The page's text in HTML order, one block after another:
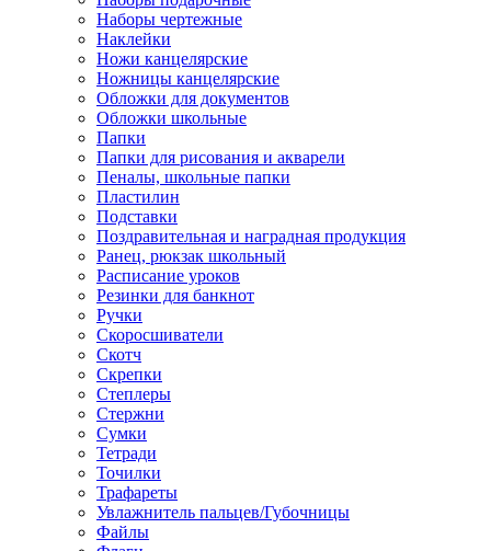
Наборы чертежные
Наклейки
Ножи канцелярские
Ножницы канцелярские
Обложки для документов
Обложки школьные
Папки
Папки для рисования и акварели
Пеналы, школьные папки
Пластилин
Подставки
Поздравительная и наградная продукция
Ранец, рюкзак школьный
Расписание уроков
Резинки для банкнот
Ручки
Скоросшиватели
Скотч
Скрепки
Степлеры
Стержни
Сумки
Тетради
Точилки
Трафареты
Увлажнитель пальцев/Губочницы
Файлы